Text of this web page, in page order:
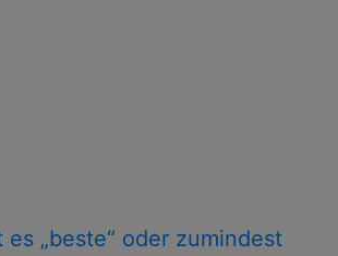
es „beste“ oder zumindest